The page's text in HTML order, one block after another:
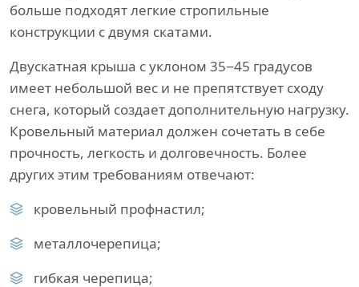
больше подходят легкие стропильные
конструкции с двумя скатами.
Двускатная крыша с уклоном 35−45 градусов
имеет небольшой вес и не препятствует сходу
снега, который создает дополнительную нагрузку.
Кровельный материал должен сочетать в себе
прочность, легкость и долговечность. Более
других этим требованиям отвечают:
кровельный профнастил;
металлочерепица;
гибкая черепица;